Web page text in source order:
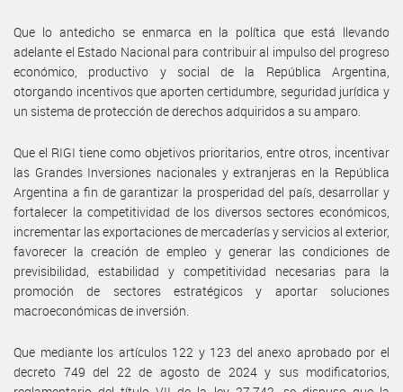
Que lo antedicho se enmarca en la política que está llevando
adelante el Estado Nacional para contribuir al impulso del progreso
económico, productivo y social de la República Argentina,
otorgando incentivos que aporten certidumbre, seguridad jurídica y
un sistema de protección de derechos adquiridos a su amparo.
Que el RIGI tiene como objetivos prioritarios, entre otros, incentivar
las Grandes Inversiones nacionales y extranjeras en la República
Argentina a fin de garantizar la prosperidad del país, desarrollar y
fortalecer la competitividad de los diversos sectores económicos,
incrementar las exportaciones de mercaderías y servicios al exterior,
favorecer la creación de empleo y generar las condiciones de
previsibilidad, estabilidad y competitividad necesarias para la
promoción de sectores estratégicos y aportar soluciones
macroeconómicas de inversión.
Que mediante los artículos 122 y 123 del anexo aprobado por el
decreto 749 del 22 de agosto de 2024 y sus modificatorios,